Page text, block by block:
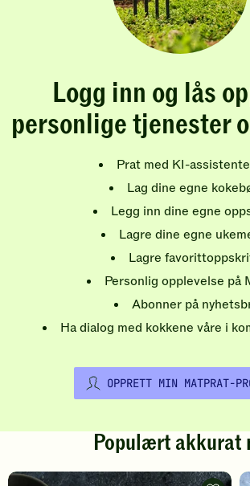
Logg inn og lås
personlige tjenester
Prat med KI-
Lag dine egne
Legg inn dine egne
Lagre dine egne
Lagre
Personlig opplevelse på
Abonner på
Ha dialog med kokkene våre i
OPPRETT MIN MATPRAT-
Populært akkurat